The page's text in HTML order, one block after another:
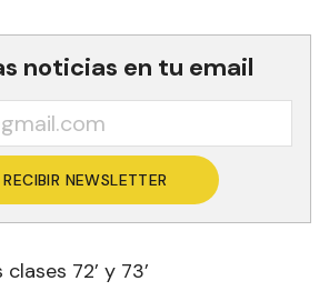
noticias en tu email
RECIBIR NEWSLETTER
72’ y 73’